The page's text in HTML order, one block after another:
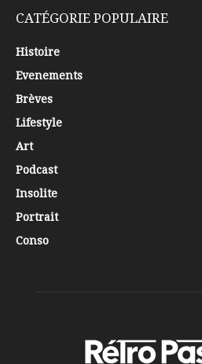
CATÉGORIE POPULAIRE
Histoire
Evenements
Brèves
Lifestyle
Art
Podcast
Insolite
Portrait
Conso